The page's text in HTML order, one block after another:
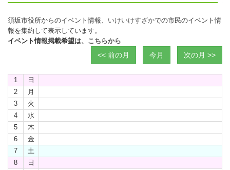
須坂市役所からのイベント情報、 いけいけすざかでの市民のイベント情
報を集約して表示しています。
イベント情報掲載希望は、 こちらから
<< 前の月 今月 次の月 >>
1
日
2
月
3
火
4
水
5
木
6
金
7
土
8
日